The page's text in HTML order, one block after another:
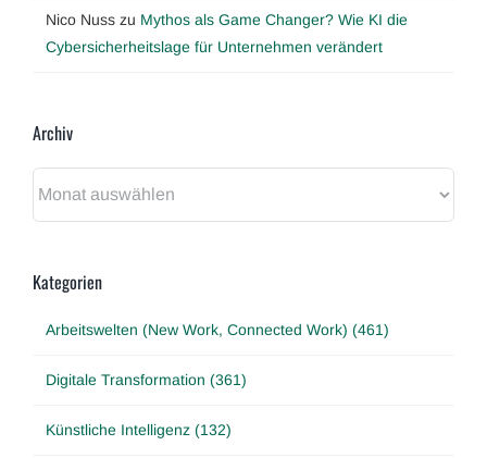
Nico Nuss zu Mythos als Game Changer? Wie KI die
Cybersicherheitslage für Unternehmen verändert
Archiv
Kategorien
Arbeitswelten (New Work, Connected Work) (461)
Digitale Transformation (361)
Künstliche Intelligenz (132)